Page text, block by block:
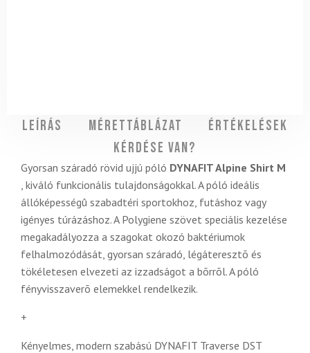
Leírás Mérettáblázat
Értékelések
Kérdése van?
Gyorsan száradó rövid ujjú póló DYNAFIT Alpine Shirt M
, kiváló funkcionális tulajdonságokkal. A póló ideális
állóképességû szabadtéri sportokhoz, futáshoz vagy
igényes túrázáshoz. A Polygiene szövet speciális kezelése
megakadályozza a szagokat okozó baktériumok
felhalmozódását, gyorsan száradó, légáteresztõ és
tökéletesen elvezeti az izzadságot a bõrrõl. A póló
fényvisszaverõ elemekkel rendelkezik.
+
Kényelmes, modern szabású DYNAFIT Traverse DST